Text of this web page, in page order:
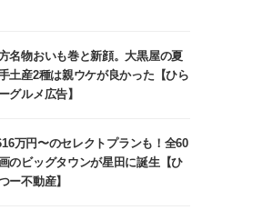
名物おいも巻と新顔。大黒屋の夏
土産2種は親ウケが良かった【ひら
グルメ広告】
万円〜のセレクトプランも！全60
のビッグタウンが星田に誕生【ひ
ー不動産】